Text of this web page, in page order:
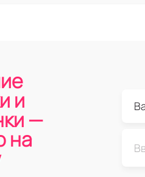
и
—
на